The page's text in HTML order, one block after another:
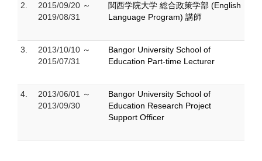
2.
2015/09/20 ～
2019/08/31
関西学院大学 総合政策学部 (English
Language Program) 講師
3.
2013/10/10 ～
2015/07/31
Bangor University School of
Education Part-time Lecturer
4.
2013/06/01 ～
2013/09/30
Bangor University School of
Education Research Project
Support Officer